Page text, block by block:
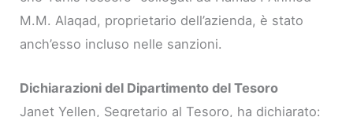
M.M. Alaqad, proprietario dell’azienda, è stato
anch’esso incluso nelle sanzioni.
Dichiarazioni del Dipartimento del Tesoro
Janet Yellen, Segretario al Tesoro, ha dichiarato: